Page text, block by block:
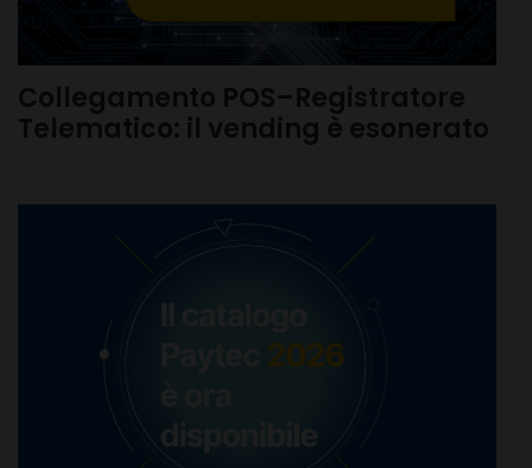
Collegamento POS–Registratore
Telematico: il vending è esonerato